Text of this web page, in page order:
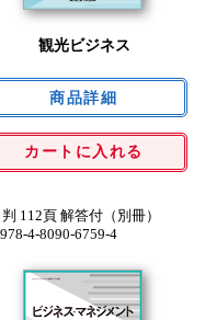
観光ビジネス
カートに入れる
判 112頁 解答付（別冊）
4-8090-6759-4